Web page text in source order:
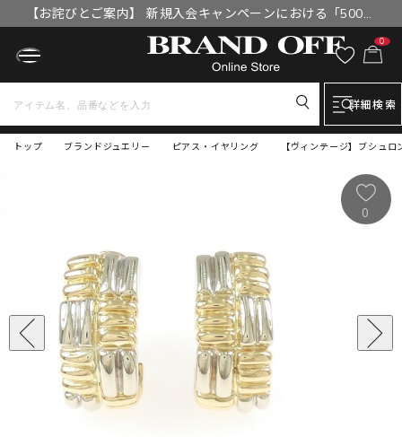
【お詫びとご案内】 新規入会キャンペーンにおける「500円
OFFクーポン」付与漏れと補填について
0
詳細検索
トップ 【ヴィンテージ】ブシュ
ブランドジュエリー ピアス・イヤリング
0